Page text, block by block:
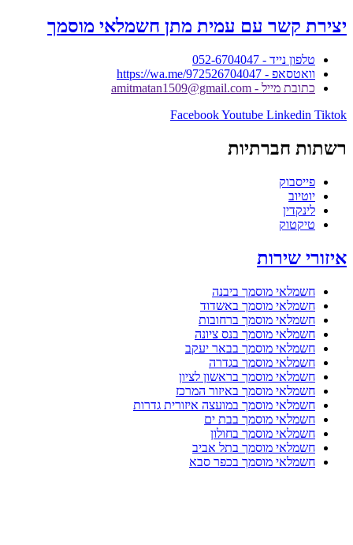
יצירת קשר עם עמית מתן חשמלאי מוסמך
טלפון נייד - 052-6704047
וואטסאפ - https://wa.me/972526704047
כתובת מייל - amitmatan1509@gmail.com
FacebookYoutube Linkedin Tiktok
רשתות חברתיות
פייסבוק
יוטיוב
לינקדין
טיקטוק
איזורי שירות
חשמלאי מוסמך ביבנה
חשמלאי מוסמך באשדוד
חשמלאי מוסמך ברחובות
חשמלאי מוסמך בנס ציונה
חשמלאי מוסמך בבאר יעקב
חשמלאי מוסמך בגדרה
חשמלאי מוסמך בראשון לציון
חשמלאי מוסמך באיזור המרכז
חשמלאי מוסמך במועצה איזורית גדרות
חשמלאי מוסמך בבת ים
חשמלאי מוסמך בחולון
חשמלאי מוסמך בתל אביב
חשמלאי מוסמך בכפר סבא